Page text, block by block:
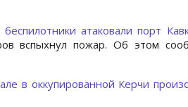
беспилотники атаковали порт
вспыхнул пожар. Об этом
в оккупированной Керчи